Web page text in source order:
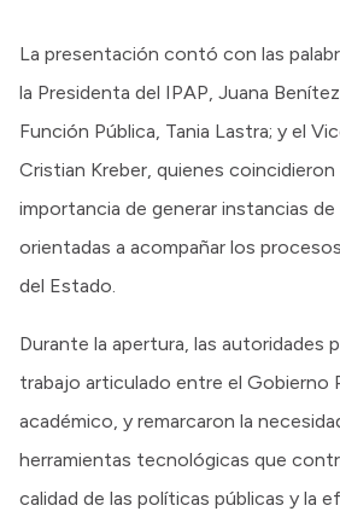
La presentación contó con las
la Presidenta del IPAP, Juana
Función Pública, Tania Lastra; y el
Cristian Kreber, quienes coincidieron
importancia de generar instancias
orientadas a acompañar los
del Estado.
Durante la apertura, las autoridades
trabajo articulado entre el Gobierno
académico, y remarcaron la
herramientas tecnológicas que
calidad de las políticas públicas y la